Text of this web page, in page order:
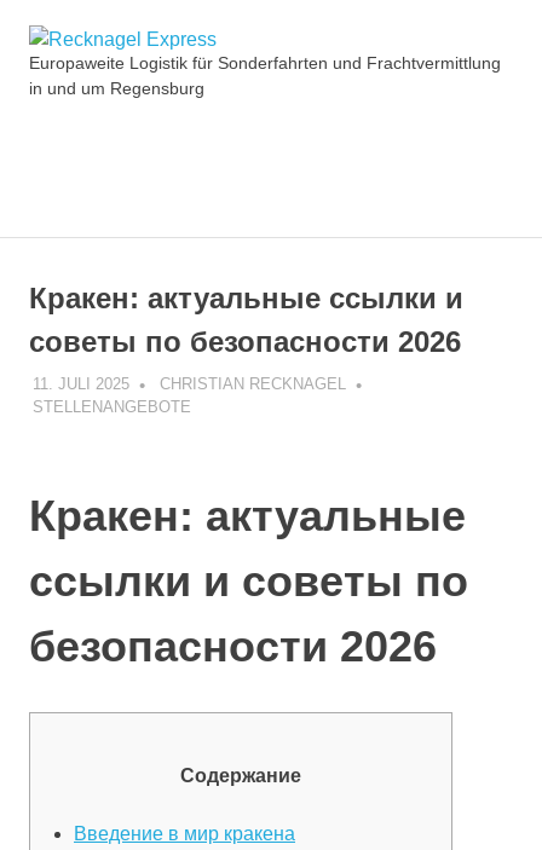
Inhalt
springen
Recknagel
Europaweite Logistik für Sonderfahrten und Frachtvermittlung
in und um Regensburg
Кракен: актуальные ссылки и
советы по безопасности 2026
11. JULI 2025
CHRISTIAN RECKNAGEL
STELLENANGEBOTE
Кракен: актуальные
ссылки и советы по
безопасности 2026
Содержание
Введение в мир кракена